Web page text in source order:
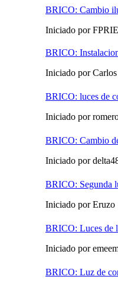
BRICO: Cambio
Iniciado por
BRICO:
Iniciado por
BRICO: luces de
Iniciado por
BRICO: Cambio
Iniciado por
BRICO: Segunda
Iniciado por Eruzo
BRICO: Luces de
Iniciado por
BRICO: Luz de